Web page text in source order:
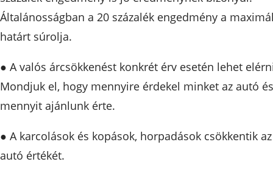
Általánosságban a 20 százalék engedmény a
határt súrolja.
● A valós árcsökkenést konkrét érv esetén lehet
Mondjuk el, hogy mennyire érdekel minket az autó és
mennyit ajánlunk érte.
● A karcolások és kopások, horpadások csökkentik az
autó értékét.